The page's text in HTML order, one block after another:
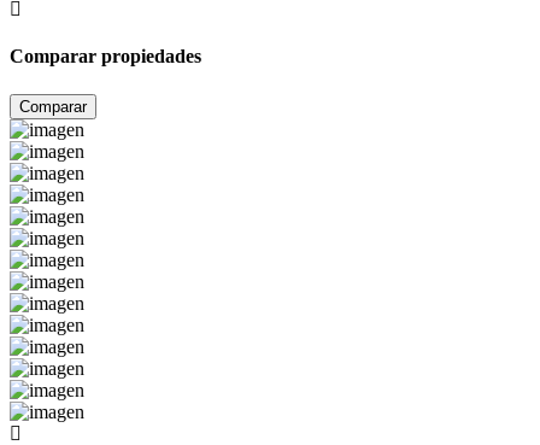
Comparar propiedades
Comparar